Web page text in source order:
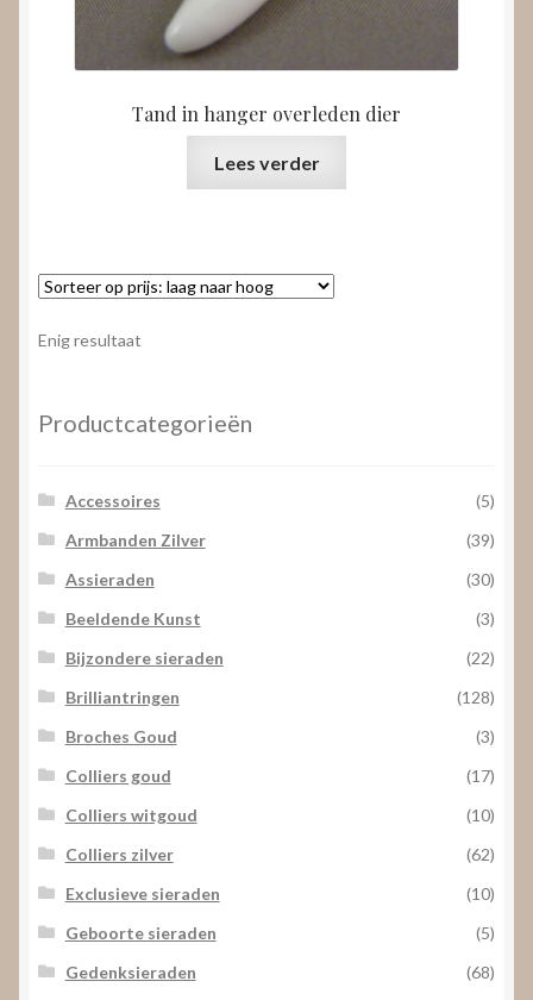
Tand in hanger overleden dier
Lees verder
Enig resultaat
Productcategorieën
Accessoires
(5)
Armbanden Zilver
(39)
Assieraden
(30)
Beeldende Kunst
(3)
Bijzondere sieraden
(22)
Brilliantringen
(128)
Broches Goud
(3)
Colliers goud
(17)
Colliers witgoud
(10)
Colliers zilver
(62)
Exclusieve sieraden
(10)
Geboorte sieraden
(5)
Gedenksieraden
(68)